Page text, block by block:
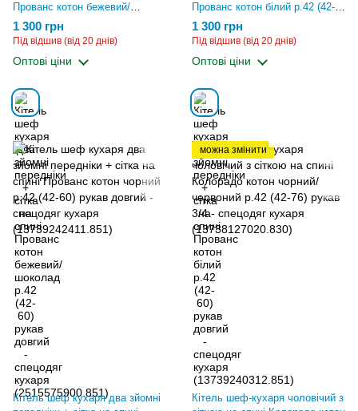
Прованс котон бежевий/
шоколад р.42 (42-60) рукав
довгий - спецодяг кухаря
1 300 грн
Під відшив (від 20 днів)
Оптові ціни
Прованс котон білий р.42 (42-
60) рукав довгий - спецодяг
кухаря (13739240312.851)
1 300 грн
Під відшив (від 20 днів)
Оптові ціни
Кітель шеф кухаря два зйомні
можна змінити
Кітель шеф-кухаря чоловічий з